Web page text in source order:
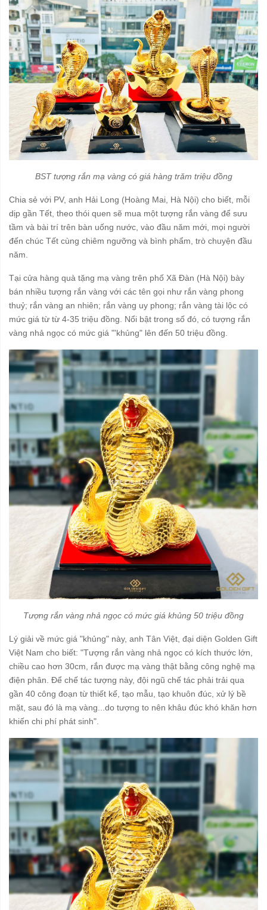
BST tượng rắn mạ vàng có giá hàng trăm triệu đồng
Chia sẻ với PV, anh Hải Long (Hoàng Mai, Hà Nội) cho biết, mỗi
dịp gần Tết, theo thói quen sẽ mua một tượng rắn vàng để sưu
tầm và bài trí trên bàn uống nước, vào đầu năm mới, mọi người
đến chúc Tết cùng chiêm ngưỡng và bình phẩm, trò chuyện đầu
năm.
Tại cửa hàng quà tặng mạ vàng trên phố Xã Đàn (Hà Nội) bày
bán nhiều tượng rắn vàng với các tên gọi như rắn vàng phong
thuỷ; rắn vàng an nhiên; rắn vàng uy phong; rắn vàng tài lộc có
mức giá từ từ 4-35 triệu đồng. Nổi bật trong số đó, có tượng rắn
vàng nhả ngọc có mức giá "'khủng" lên đến 50 triệu đồng.
Tượng rắn vàng nhả ngọc có mức giá khủng 50 triệu đồng
Lý giải về mức giá "khủng" này, anh Tân Việt, đại diện Golden Gift
Việt Nam cho biết: "Tượng rắn vàng nhả ngọc có kích thước lớn,
chiều cao hơn 30cm, rắn được mạ vàng thật bằng công nghệ mạ
điện phân. Để chế tác tượng này, đội ngũ chế tác phải trải qua
gần 40 công đoạn từ thiết kế, tạo mẫu, tạo khuôn đúc, xử lý bề
mặt, sau đó là mạ vàng...do tượng to nên khâu đúc khó khăn hơn
khiến chi phí phát sinh".